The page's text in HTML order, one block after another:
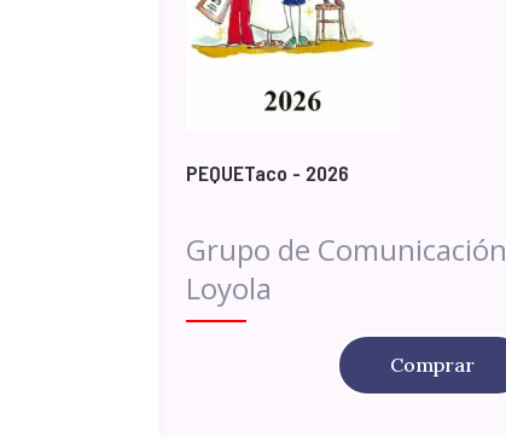
PEQUETaco - 2026
Grupo de Comunicación
Loyola
Comprar